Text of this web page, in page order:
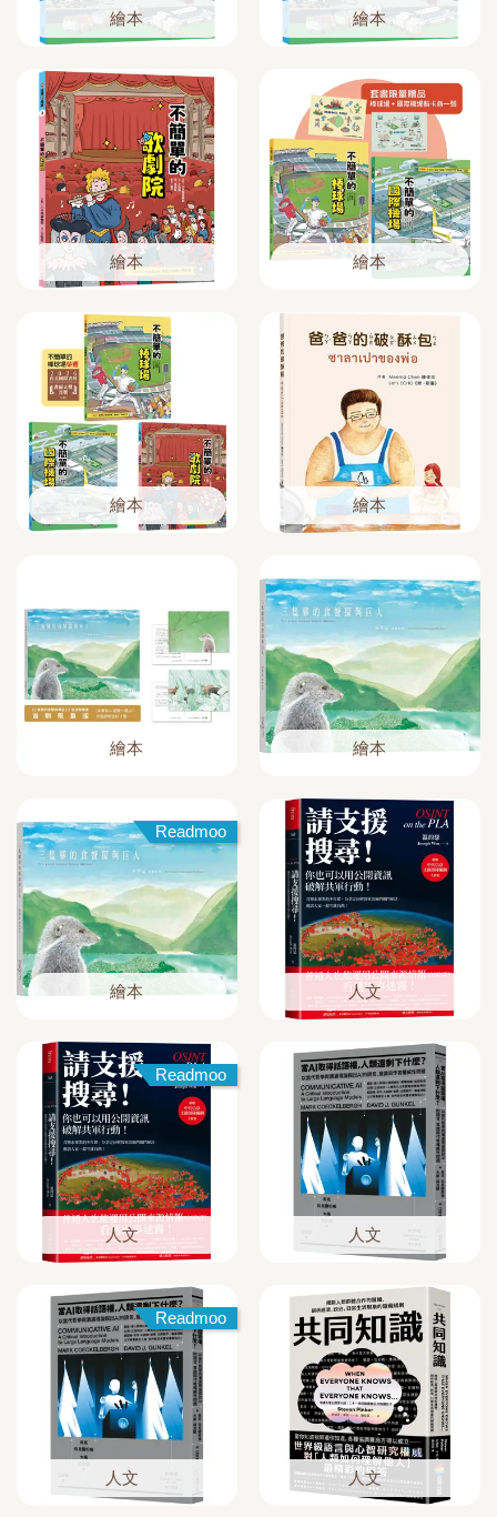
繪本 繪本
繪本 繪本
繪本 繪本
繪本 繪本
Readmoo
繪本 人文
Readmoo
人文 人文
Readmoo
人文 人文